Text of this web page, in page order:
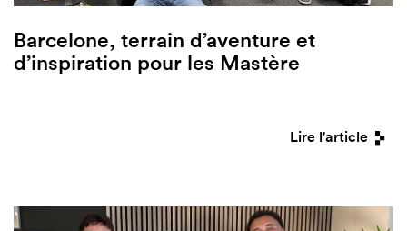
Barcelone, terrain d’aventure et
d’inspiration pour les Mastère
Lire l'article